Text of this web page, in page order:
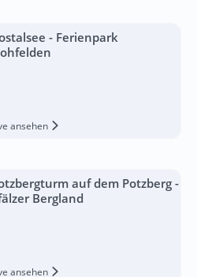
- Ferienpark
ansehen
auf dem Potzberg -
Bergland
ansehen